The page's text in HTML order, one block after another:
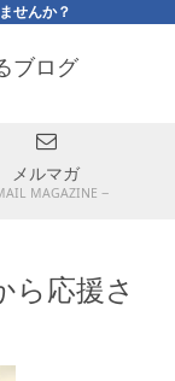
せんか？
ブログ
メルマガ
MAGAZINE
ら応援さ